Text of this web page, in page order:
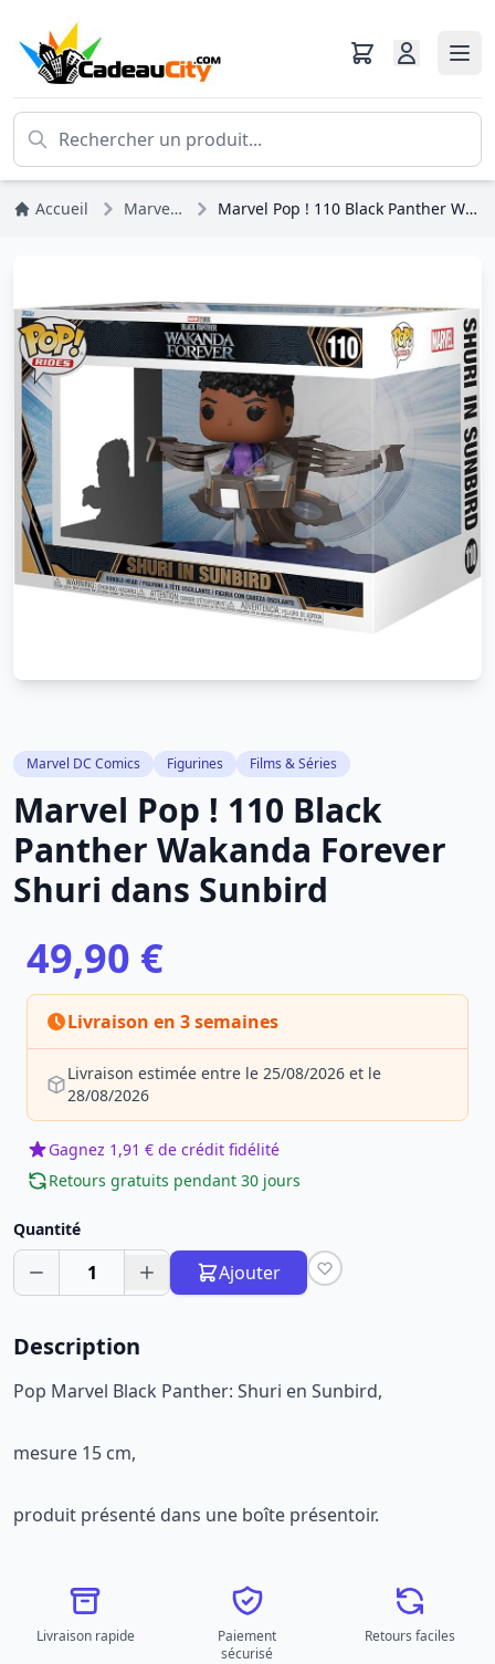
Accueil Marvel DC Comics Marvel Pop ! 110 Black Panther Wakanda Forever Shuri dans Sunbird
Marvel DC Comics Figurines Films & Séries
Marvel Pop ! 110 Black
Panther Wakanda Forever
Shuri dans Sunbird
49,90 €
Livraison en 3 semaines
Livraison estimée entre le 25/08/2026 et le
28/08/2026
Gagnez 1,91 € de crédit fidélité
Retours gratuits pendant 30 jours
Quantité
1 Ajouter
Description
Pop Marvel Black Panther: Shuri en Sunbird,
mesure 15 cm,
produit présenté dans une boîte présentoir.
Livraison rapide
Paiement
sécurisé
Retours faciles